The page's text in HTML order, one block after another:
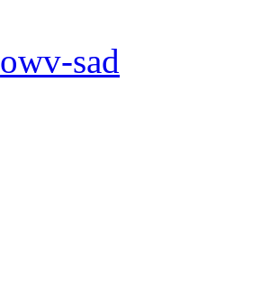
owv-sad